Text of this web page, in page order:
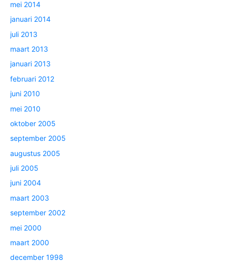
mei 2014
januari 2014
juli 2013
maart 2013
januari 2013
februari 2012
juni 2010
mei 2010
oktober 2005
september 2005
augustus 2005
juli 2005
juni 2004
maart 2003
september 2002
mei 2000
maart 2000
december 1998